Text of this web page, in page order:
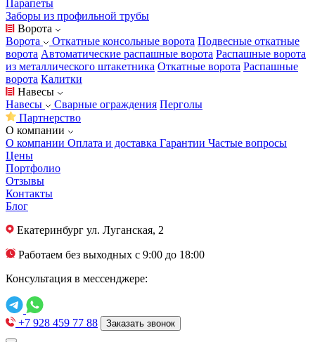
Парапеты
Заборы из профильной трубы
Ворота
Ворота
Откатные консольные ворота Подвесные откатные
ворота Автоматические распашные ворота Распашные ворота
из металлического штакетника Откатные ворота Распашные
ворота Калитки
Навесы
Навесы
Сварные ограждения Перголы
Партнерство
О компании
О компании Оплата и доставка Гарантии Частые вопросы
Цены
Портфолио
Отзывы
Контакты
Блог
Екатеринбург ул. Луганская, 2
Работаем без выходных с 9:00 до 18:00
Консультация в мессенджере:
+7 928 459 77 88 Заказать звонок